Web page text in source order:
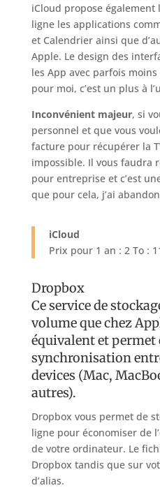
iCloud propose
ligne les applications
et Calendrier ainsi que
Apple. Le design des
les App avec parfois
pour moi, c’est un plus à
Inconvénient majeur, si
personnel et que vous
facture pour récupérer la
impossible. Il vous faudra
pour entreprise et c’est
que pour cela, j’ai
iCloud
Prix pour 1 an : 2 To :
Dropbox
Ce service de
volume que chez
équivalent et permet
synchronisation
devices (Mac,
autres).
Dropbox vous permet de
ligne pour économiser de
de votre ordinateur. Le
Dropbox tandis que sur
d’alias.